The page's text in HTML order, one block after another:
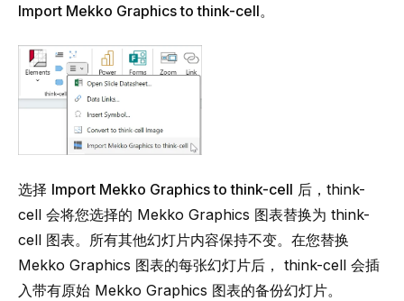
Import Mekko Graphics to think-cell。
选择 Import Mekko Graphics to think-cell 后， think-
cell 会将您选择的 Mekko Graphics 图表替换为 think-
cell 图表。所有其他幻灯片内容保持不变。在您替换
Mekko Graphics 图表的每张幻灯片后， think-cell 会插
入带有原始 Mekko Graphics 图表的备份幻灯片。